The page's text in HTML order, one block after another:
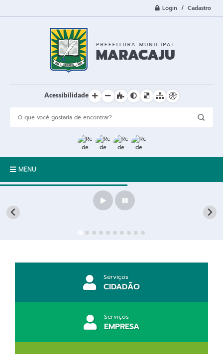
Login / Cadastro
Acessibilidade
MENU
Prefeitura
Transparência
Serviços
CIDADÃO
Serviços
EMPRESA